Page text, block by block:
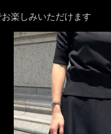
楽しみいただけます